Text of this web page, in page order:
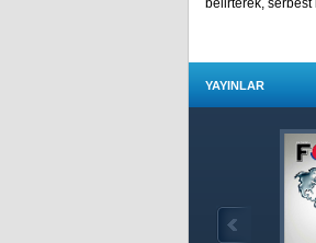
belirterek, serbest
YAYINLAR